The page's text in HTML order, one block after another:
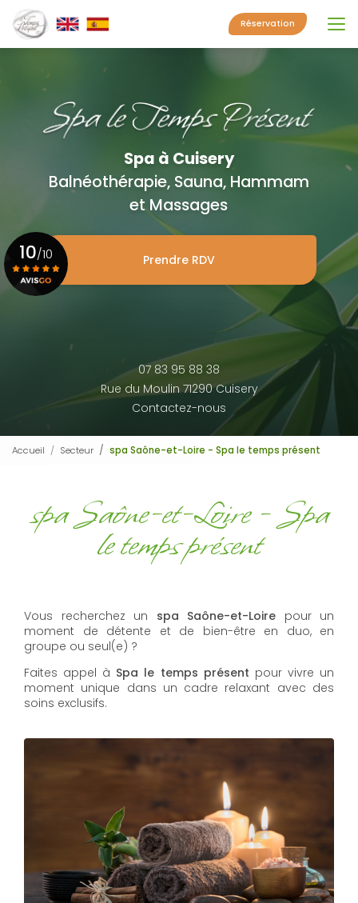
Aller
au
contenu
principal
Réservation
Spa à Cuisery
Balnéothérapie, Sauna, Hammam
et Massages
Prendre RDV
07 83 95 88 38
Rue du Moulin 71290 Cuisery
Contactez-nous
10/10
Accueil Secteur spa Saône-et-Loire - Spa le temps présent
spa Saône-et-Loire - Spa
le temps présent
Vous recherchez un spa Saône-et-Loire pour un
moment de détente et de bien-être en duo, en
groupe ou seul(e) ?
Faites appel à Spa le temps présent pour vivre un
moment unique dans un cadre relaxant avec des
soins exclusifs.